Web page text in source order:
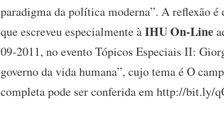
paradigma da política moderna”. A reflexão
que escreveu especialmente àIHU On-Line
09-2011, no evento Tópicos Especiais II:
governo da vida humana”, cujo tema é O
completa pode ser conferida em http://bit.ly/